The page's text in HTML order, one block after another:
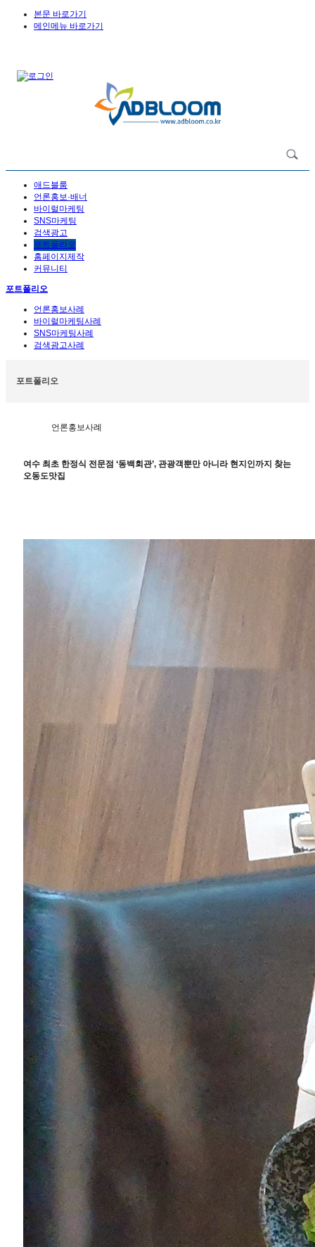
본문 바로가기
메인메뉴 바로가기
애드블룸
언론홍보·배너
바이럴마케팅
SNS마케팅
검색광고
포트폴리오
홈페이지제작
커뮤니티
포트폴리오
언론홍보사례
바이럴마케팅사례
SNS마케팅사례
검색광고사례
포트폴리오
언론홍보사례
여수 최초 한정식 전문점 ‘동백회관’, 관광객뿐만 아니라 현지인까지 찾는
오동도맛집